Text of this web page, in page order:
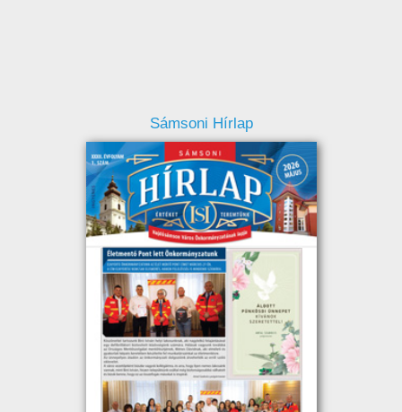
Sámsoni Hírlap